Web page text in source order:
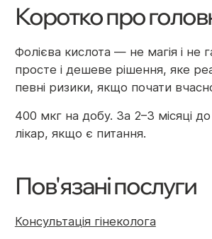
Коротко про
Фолієва кислота — не магія і не
просте і дешеве рішення, яке
певні ризики, якщо почати
400 мкг на добу. За 2–3 місяці до
лікар, якщо є питання.
Пов'язані послуги
Консультація гінеколога